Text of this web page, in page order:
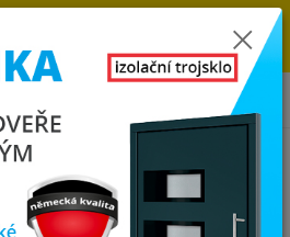
OKEN A DVEŘÍ SKLADEM U NÁS V
0
0,00 Kč